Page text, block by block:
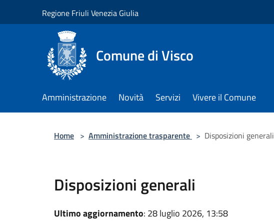
Regione Friuli Venezia Giulia
Comune di Visco
Amministrazione Novità Servizi Vivere il Comune
Home > Amministrazione trasparente > Disposizioni generali
Disposizioni generali
Ultimo aggiornamento: 28 luglio 2026, 13:58